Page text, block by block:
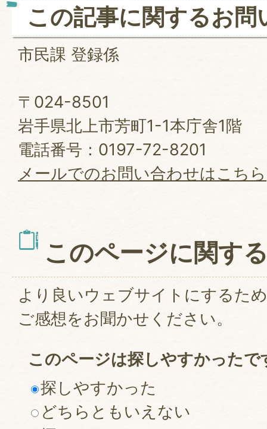
この記事に関するお問
市民課 登録係
〒024-8501
岩手県北上市芳町1-1本庁舎1階
電話番号：0197-72-8201
メールでのお問い合わせはこちら
このページに関す
より良いウェブサイトにするた
ご感想をお聞かせください。
このページは探しやすかったで
探しやすかった
どちらともいえない